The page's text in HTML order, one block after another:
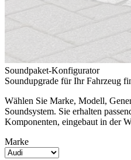
Soundpaket-Konfigurator
Soundupgrade für Ihr Fahrzeug
Wählen Sie Marke, Modell,
Soundsystem. Sie erhalten
Komponenten, eingebaut in der
Marke